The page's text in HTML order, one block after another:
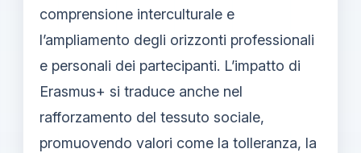
comprensione interculturale e
l’ampliamento degli orizzonti professionali
e personali dei partecipanti. L’impatto di
Erasmus+ si traduce anche nel
rafforzamento del tessuto sociale,
promuovendo valori come la tolleranza, la